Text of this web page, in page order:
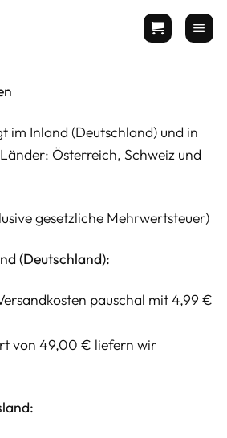
im Inland (Deutschland) und in
Österreich, Schweiz und
gesetzliche Mehrwertsteuer)
(Deutschland):
pauschal mit 4,99 €
von 49,00 € liefern wir